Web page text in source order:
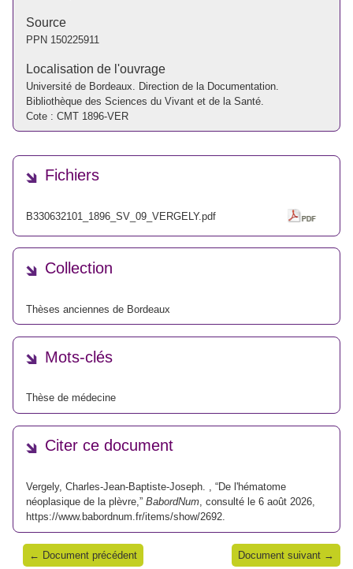
Source
PPN 150225911
Localisation de l'ouvrage
Université de Bordeaux. Direction de la Documentation.
Bibliothèque des Sciences du Vivant et de la Santé.
Cote : CMT 1896-VER
Fichiers
B330632101_1896_SV_09_VERGELY.pdf
Collection
Thèses anciennes de Bordeaux
Mots-clés
Thèse de médecine
Citer ce document
Vergely, Charles-Jean-Baptiste-Joseph. , “De l'hématome
néoplasique de la plèvre,” BabordNum , consulté le 6 août 2026,
https://www.babordnum.fr/items/show/2692
← Document précédent Document suivant →